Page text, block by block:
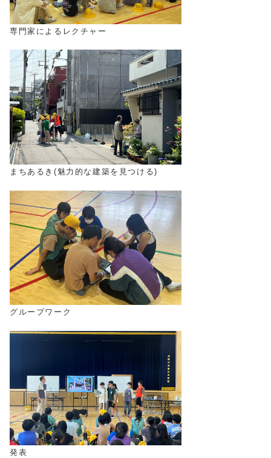
専門家によるレクチャー
まちあるき(魅力的な建築を見つける)
グループワーク
発表